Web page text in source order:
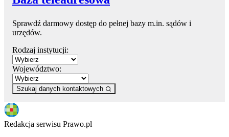
Sprawdź darmowy dostęp do pełnej bazy m.in. sądów i
urzędów.
Rodzaj instytucji:
Województwo:
Szukaj danych kontaktowych
Redakcja serwisu Prawo.pl